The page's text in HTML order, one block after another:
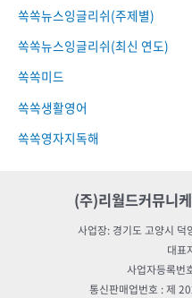
쏙쏙뉴스잉글리쉬(주제별)
쏙쏙뉴스잉글리쉬(최신 연도)
쏙쏙미드
쏙쏙생활영어
쏙쏙영자지독해
(주)리월드커뮤니
사업장: 경기도 고양시
대표
사업자등록
통신판매업번호 : 제